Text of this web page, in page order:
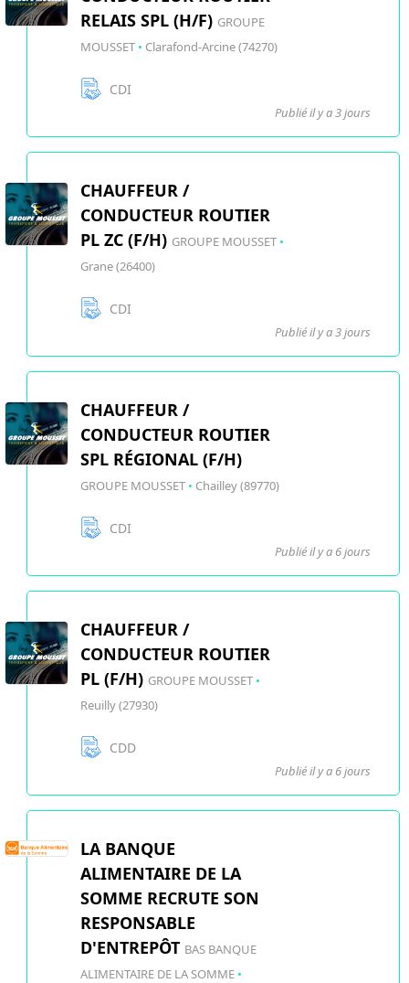
RELAIS SPL (H/F) GROUPE
MOUSSET • Clarafond-Arcine (74270)
CDI
Publié il y a 3 jours
CHAUFFEUR /
CONDUCTEUR ROUTIER
PL ZC (F/H) GROUPE MOUSSET •
Grane (26400)
CDI
Publié il y a 3 jours
CHAUFFEUR /
CONDUCTEUR ROUTIER
SPL RÉGIONAL (F/H)
GROUPE MOUSSET • Chailley (89770)
CDI
Publié il y a 6 jours
CHAUFFEUR /
CONDUCTEUR ROUTIER
PL (F/H) GROUPE MOUSSET •
Reuilly (27930)
CDD
Publié il y a 6 jours
LA BANQUE
ALIMENTAIRE DE LA
SOMME RECRUTE SON
RESPONSABLE
D'ENTREPÔT BAS BANQUE
ALIMENTAIRE DE LA SOMME •